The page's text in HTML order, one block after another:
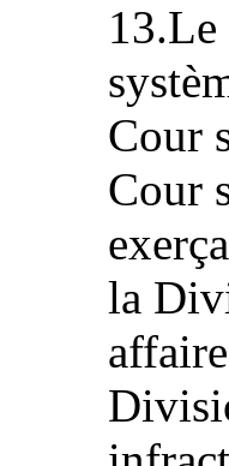
Cour
Cour
la